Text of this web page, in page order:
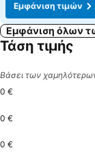
Εμφάνιση τιμών
Εμφάνιση όλων
Τάση τιμής
Βάσει των
0 €
0 €
0 €